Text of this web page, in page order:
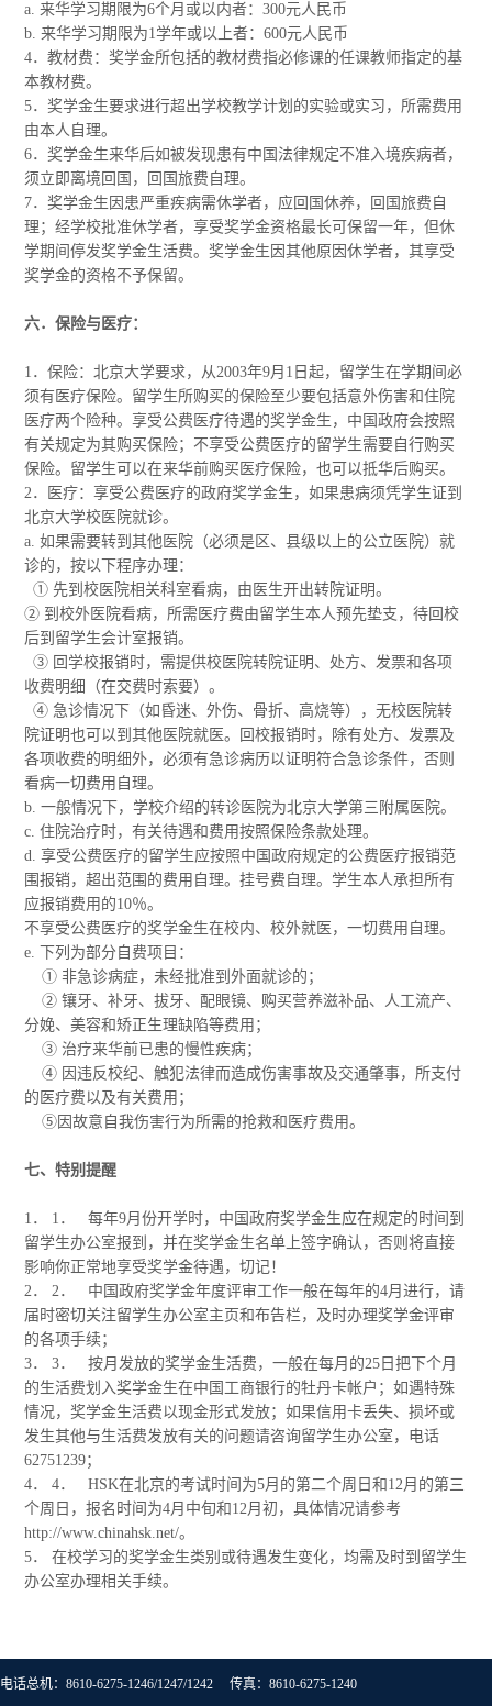
a. 来华学习期限为6个月或以内者：300元人民币
b. 来华学习期限为1学年或以上者：600元人民币
4．教材费：奖学金所包括的教材费指必修课的任课教师指定的基
本教材费。
5．奖学金生要求进行超出学校教学计划的实验或实习，所需费用
由本人自理。
6．奖学金生来华后如被发现患有中国法律规定不准入境疾病者，
须立即离境回国，回国旅费自理。
7．奖学金生因患严重疾病需休学者，应回国休养，回国旅费自
理；经学校批准休学者，享受奖学金资格最长可保留一年，但休
学期间停发奖学金生活费。奖学金生因其他原因休学者，其享受
奖学金的资格不予保留。
六．保险与医疗：
1．保险：北京大学要求，从2003年9月1日起，留学生在学期间必
须有医疗保险。留学生所购买的保险至少要包括意外伤害和住院
医疗两个险种。享受公费医疗待遇的奖学金生，中国政府会按照
有关规定为其购买保险；不享受公费医疗的留学生需要自行购买
保险。留学生可以在来华前购买医疗保险，也可以抵华后购买。
2．医疗：享受公费医疗的政府奖学金生，如果患病须凭学生证到
北京大学校医院就诊。
a. 如果需要转到其他医院（必须是区、县级以上的公立医院）就
诊的，按以下程序办理：
① 先到校医院相关科室看病，由医生开出转院证明。
② 到校外医院看病，所需医疗费由留学生本人预先垫支，待回校
后到留学生会计室报销。
③ 回学校报销时，需提供校医院转院证明、处方、发票和各项
收费明细（在交费时索要）。
④ 急诊情况下（如昏迷、外伤、骨折、高烧等），无校医院转
院证明也可以到其他医院就医。回校报销时，除有处方、发票及
各项收费的明细外，必须有急诊病历以证明符合急诊条件，否则
看病一切费用自理。
b. 一般情况下，学校介绍的转诊医院为北京大学第三附属医院。
c. 住院治疗时，有关待遇和费用按照保险条款处理。
d. 享受公费医疗的留学生应按照中国政府规定的公费医疗报销范
围报销，超出范围的费用自理。挂号费自理。学生本人承担所有
应报销费用的10％。
不享受公费医疗的奖学金生在校内、校外就医，一切费用自理。
e. 下列为部分自费项目：
① 非急诊病症，未经批准到外面就诊的；
② 镶牙、补牙、拔牙、配眼镜、购买营养滋补品、人工流产、
分娩、美容和矫正生理缺陷等费用；
③ 治疗来华前已患的慢性疾病；
④ 因违反校纪、触犯法律而造成伤害事故及交通肇事，所支付
的医疗费以及有关费用；
⑤因故意自我伤害行为所需的抢救和医疗费用。
七、特别提醒
1． 1． 每年9月份开学时，中国政府奖学金生应在规定的时间到
留学生办公室报到，并在奖学金生名单上签字确认，否则将直接
影响你正常地享受奖学金待遇，切记！
2． 2． 中国政府奖学金年度评审工作一般在每年的4月进行，请
届时密切关注留学生办公室主页和布告栏，及时办理奖学金评审
的各项手续；
3． 3． 按月发放的奖学金生活费，一般在每月的25日把下个月
的生活费划入奖学金生在中国工商银行的牡丹卡帐户；如遇特殊
情况，奖学金生活费以现金形式发放；如果信用卡丢失、损坏或
发生其他与生活费发放有关的问题请咨询留学生办公室，电话
62751239；
4． 4． HSK在北京的考试时间为5月的第二个周日和12月的第三
个周日，报名时间为4月中旬和12月初，具体情况请参考
http://www.chinahsk.net/。
5． 在校学习的奖学金生类别或待遇发生变化，均需及时到留学生
办公室办理相关手续。
电话总机：8610-6275-1246/1247/1242 传真：8610-6275-1240